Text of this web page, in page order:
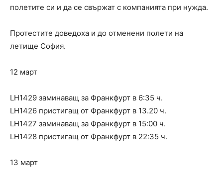
полетите си и да се свържат с компанията при нужда.
Протестите доведоха и до отменени полети на
летище София.
12 март
LH1429 заминаващ за Франкфурт в 6:35 ч.
LH1426 пристигащ от Франкфурт в 13.20 ч.
LH1427 заминаващ за Франкфурт в 15:00 ч.
LH1428 пристигащ от Франкфурт в 22:35 ч.
13 март